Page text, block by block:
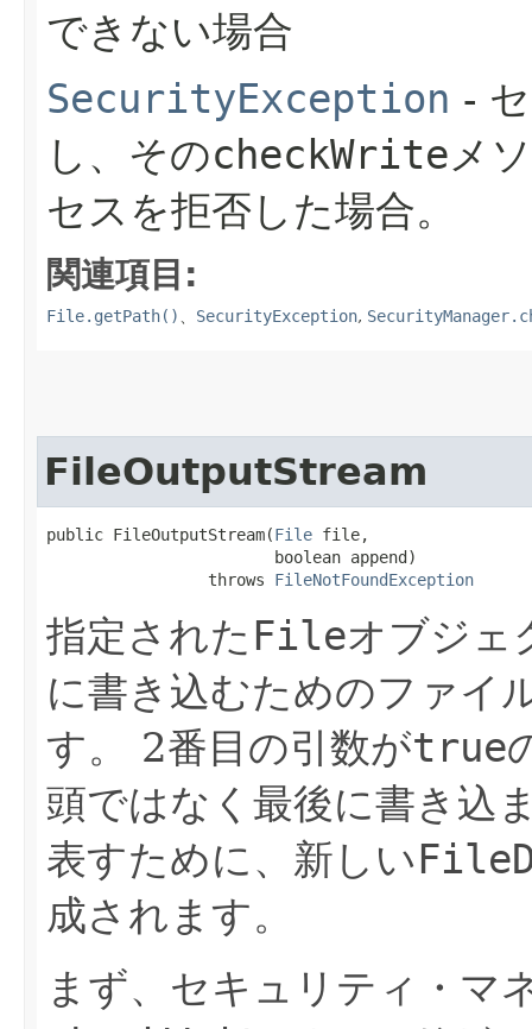
できない場合
SecurityException -
し、そのcheckWriteメ
セスを拒否した場合。
関連項目:
File.getPath() SecurityException,
FileOutputStream
public FileOutputStream​(File file,
                        boolean append)
                 throws
FileNotFoundException
指定された Fileオブジェ
に書き込むためのファイ
す。
2番目の引数がtrue
頭ではなく最後に書き込
表すために、新しい
成されます。
まず、セキュリティ・マ